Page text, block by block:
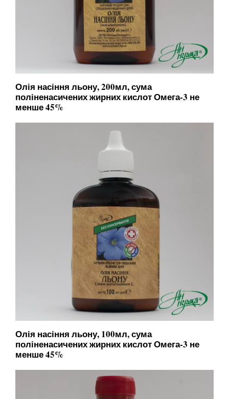
Олія насіння льону, 200мл, сума
поліненасичених жирних кислот Омега-3 не
менше 45%
Олія насіння льону, 100мл, сума
поліненасичених жирних кислот Омега-3 не
менше 45%